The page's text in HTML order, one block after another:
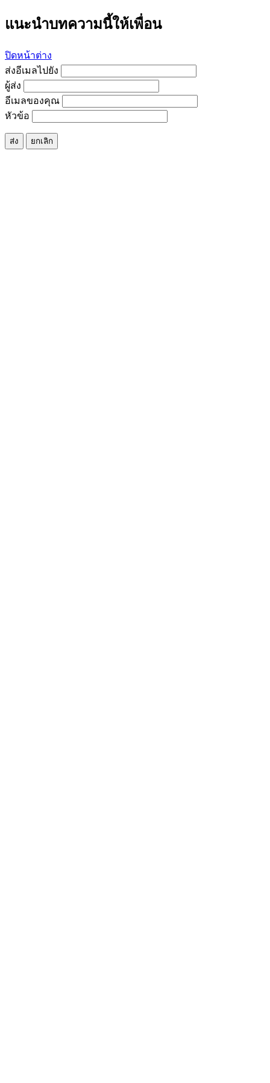
แนะนำบทความนี้ให้เพื่อน
ปิดหน้าต่าง
ส่งอีเมลไปยัง
ผู้ส่ง
อีเมลของคุณ
หัวข้อ
ส่ง ยกเลิก